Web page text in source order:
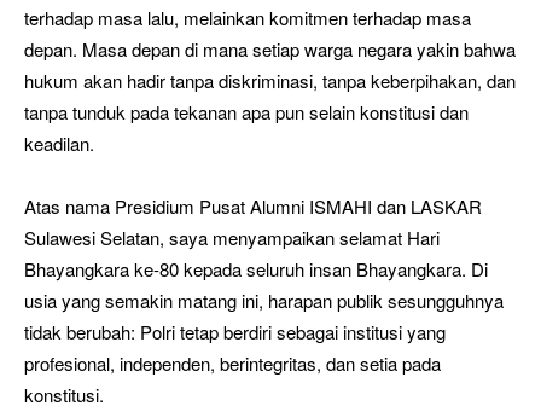
terhadap masa lalu, melainkan komitmen terhadap masa
depan. Masa depan di mana setiap warga negara yakin bahwa
hukum akan hadir tanpa diskriminasi, tanpa keberpihakan, dan
tanpa tunduk pada tekanan apa pun selain konstitusi dan
keadilan.
Atas nama Presidium Pusat Alumni ISMAHI dan LASKAR
Sulawesi Selatan, saya menyampaikan selamat Hari
Bhayangkara ke-80 kepada seluruh insan Bhayangkara. Di
usia yang semakin matang ini, harapan publik sesungguhnya
tidak berubah: Polri tetap berdiri sebagai institusi yang
profesional, independen, berintegritas, dan setia pada
konstitusi.